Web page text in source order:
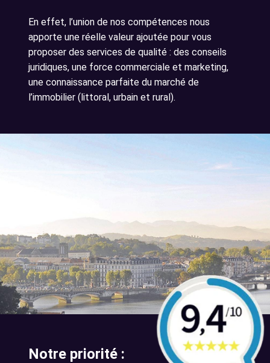
En effet, l’union de nos compétences nous
apporte une réelle valeur ajoutée pour vous
proposer des services de qualité : des conseils
juridiques, une force commerciale et marketing,
une connaissance parfaite du marché de
l’immobilier (littoral, urbain et rural).
Notre priorité :